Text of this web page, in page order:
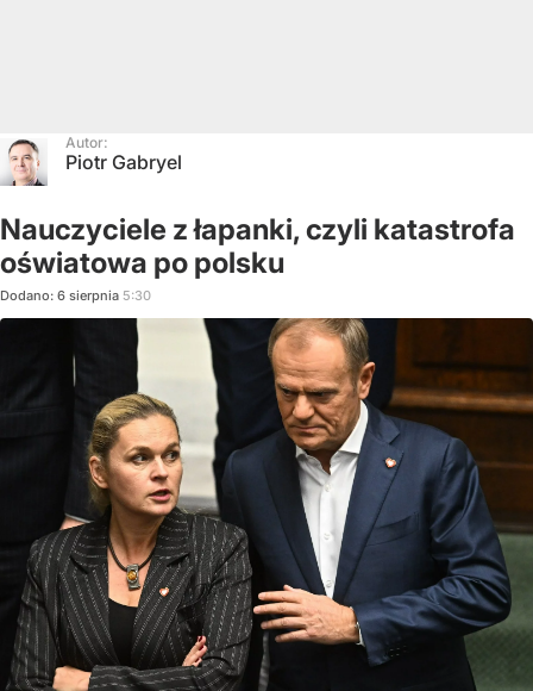
Autor:
Piotr Gabryel
Nauczyciele z łapanki, czyli katastrofa
oświatowa po polsku
Dodano: 6 sierpnia 5:30